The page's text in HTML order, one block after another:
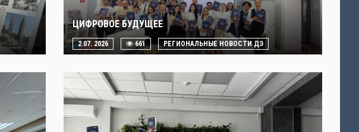
ЦИФРОВОЕ БУДУЩЕЕ
2.07. 2026 661 РЕГИОНАЛЬНЫЕ НОВОСТИ ДЭ